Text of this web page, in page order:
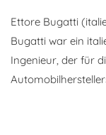
Ettore Bugatti
Bugatti war ein
Ingenieur, der für